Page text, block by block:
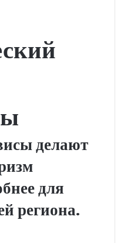
делают
для
региона.